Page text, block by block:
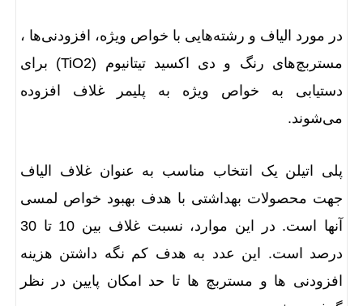
در مورد الیاف و رشته‌هایی با خواص ویژه، افزودنی‌ها ،
مستربچ‌های رنگ و دی اکسید تیتانیوم (TiO2) برای
دستیابی به خواص ویژه به پلیمر غلاف افزوده
می‌شوند.
پلی اتیلن یک انتخاب مناسب به عنوان غلاف الیاف
جهت محصولات بهداشتی با هدف بهبود خواص لمسی
آنها است. در این موارد، نسبت غلاف بین 10 تا 30
درصد است. این عدد به هدف کم نگه داشتن هزینه
افزودنی ها و مستربچ ها تا حد امکان پایین در نظر